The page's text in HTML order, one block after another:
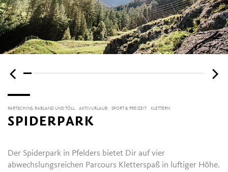
PARTSCHINS, RABLAND UND TÖLL AKTIVURLAUB SPORT & FREIZEIT KLETTERN
SPIDERPARK
Der Spiderpark in Pfelders bietet Dir auf vier
abwechslungsreichen Parcours Kletterspaß in luftiger Höhe.